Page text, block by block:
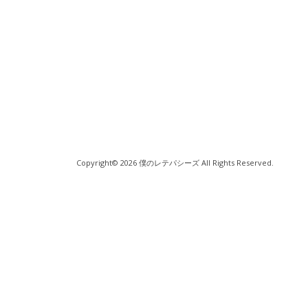
Copyright© 2026 僕のレテパシーズ All Rights Reserved.